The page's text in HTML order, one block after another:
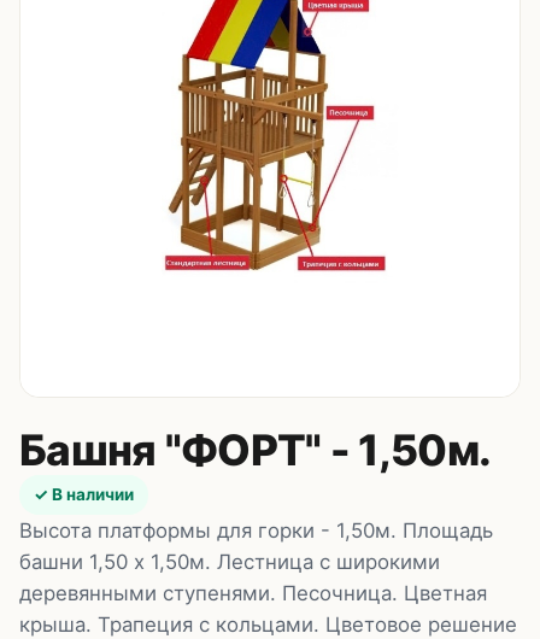
Сотрудничество
Башня "ФОРТ" - 1,50м.
✓ В наличии
Высота платформы для горки - 1,50м. Площадь
башни 1,50 х 1,50м. Лестница с широкими
деревянными ступенями. Песочница. Цветная
крыша. Трапеция с кольцами. Цветовое решение